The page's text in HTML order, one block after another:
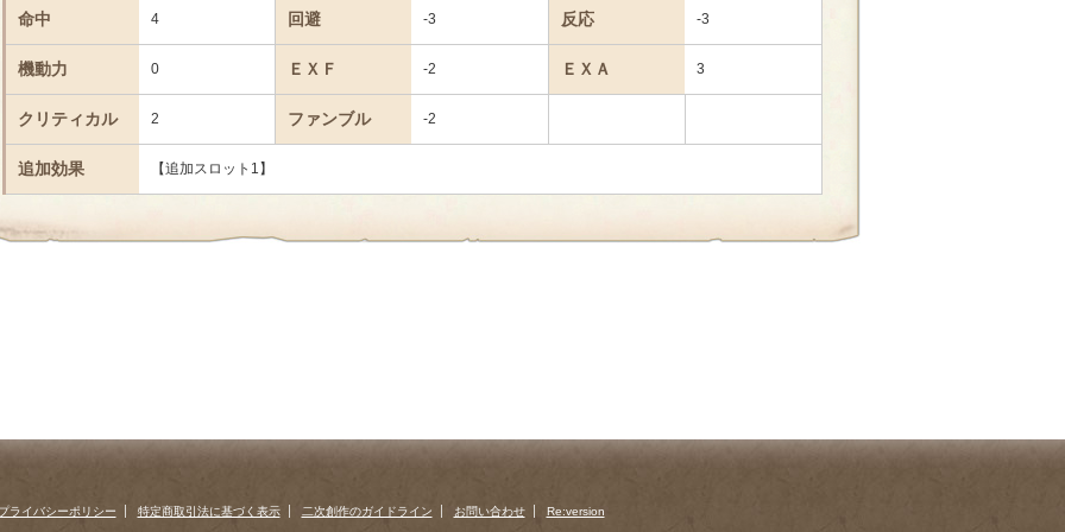
命中 4 回避 -3 反応 -3
機動力 0 ＥＸＦ -2 ＥＸＡ 3
クリティカル 2 ファンブル -2
追加効果 【追加スロット1】
ライバシーポリシー 特定商取引法に基づく表示 二次創作のガイドライン お問い合わせ Re:version